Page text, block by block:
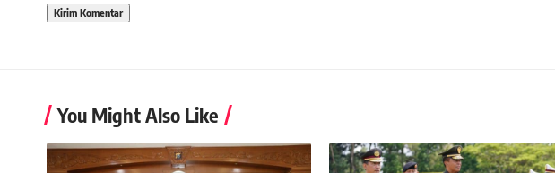
You Might Also Like